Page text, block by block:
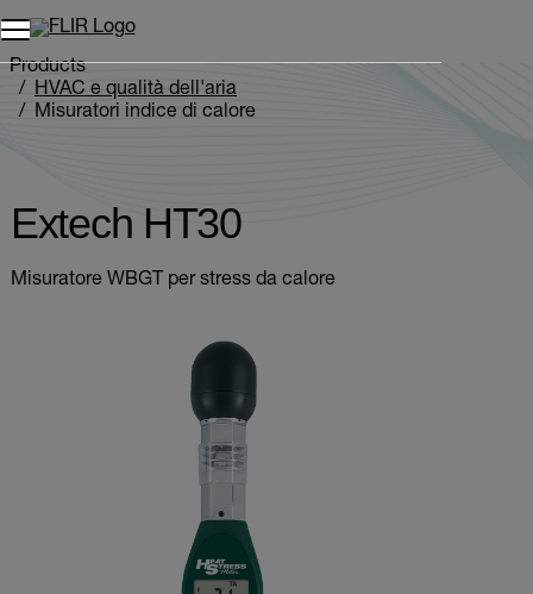
Unread messages
Modello
Rimuovi
articolo
Aggiungi al carrello
Aggiunto al carrello
Products
HVAC e qualità dell'aria
Misuratori indice di calore
Extech HT30
Misuratore WBGT per stress da calore